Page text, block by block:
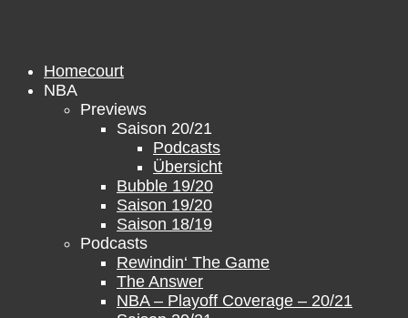
Homecourt
NBA
Previews
Saison 20/21
Podcasts
Übersicht
Bubble 19/20
Saison 19/20
Saison 18/19
Podcasts
Rewindin‘ The Game
The Answer
NBA – Playoff Coverage – 20/21